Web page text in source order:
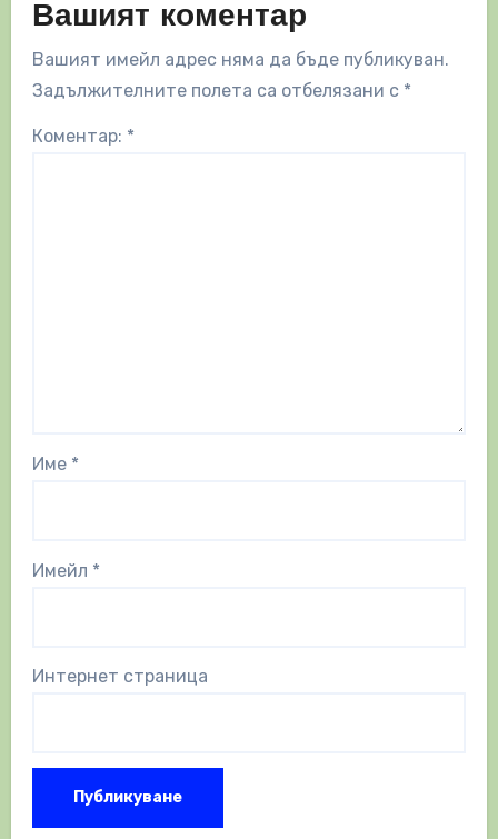
Вашият коментар
Вашият имейл адрес няма да бъде публикуван.
Задължителните полета са отбелязани с *
Коментар: *
Име *
Имейл *
Интернет страница